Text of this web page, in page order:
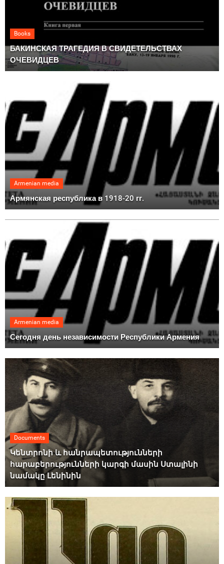
Books
БАКИНСКАЯ ТРАГЕДИЯ В СВИДЕТЕЛЬСТВАХ
ОЧЕВИДЦЕВ
Armenian media
Армянская республика в 1918-20 гг.
Armenian media
Сегодня день независимости Республики Армения
Documents
Կենտրոնի և հանրապետությունների
հարաբերությունների կարգի մասին Ստալինի
նամակը Լենինին